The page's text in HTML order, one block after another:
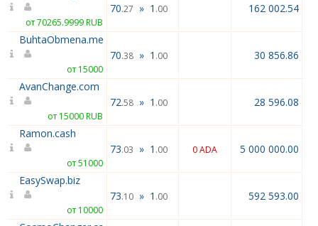
от 70265.9999 RUB
70.27 » 1 .00 162 002.54
BuhtaObmena.me
от 15000
70.38 » 1 .00 30 856.86
AvanChange.com
от 15000 RUB
72.58 » 1 .00 28 596.08
Ramon.cash
от 51000
73.03 » 1 .00 0 ADA 5 000 000.00
EasySwap.biz
от 10000
73.10 » 1 .00 592 593.00